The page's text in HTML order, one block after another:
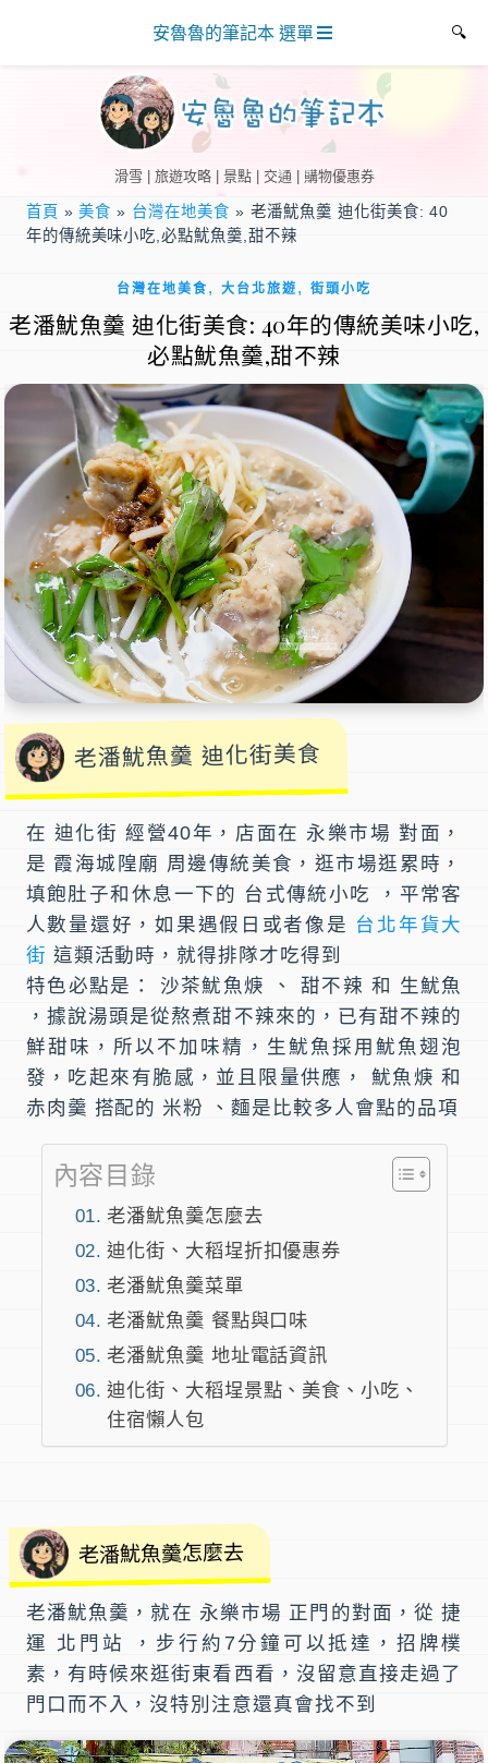
滑雪 | 旅遊攻略 | 景點 | 交通 | 購物優惠券
安魯魯的筆記本 選單
首頁 »美食 » 台灣在地美食 » 老潘魷魚羹 迪化街美食: 40
年的傳統美味小吃,必點魷魚羹,甜不辣
台灣在地美食 , 大台北旅遊, 街頭小吃
老潘魷魚羹 迪化街美食: 40年的傳統美味小吃,
必點魷魚羹,甜不辣
老潘魷魚羹 迪化街美食
在 迪化街 經營40年，店面在 永樂市場 對面，
是 霞海城隍廟 周邊傳統美食，逛市場逛累時，
填飽肚子和休息一下的 台式傳統小吃 ，平常客
人數量還好，如果遇假日或者像是 台北年貨大
街 這類活動時，就得排隊才吃得到
特色必點是： 沙茶魷魚焿 、 甜不辣 和 生魷魚
，據說湯頭是從熬煮甜不辣來的，已有甜不辣的
鮮甜味，所以不加味精，生魷魚採用魷魚翅泡
發，吃起來有脆感，並且限量供應， 魷魚焿 和
赤肉羹 搭配的 米粉 、麵是比較多人會點的品項
內容目錄
老潘魷魚羹怎麼去
迪化街、大稻埕折扣優惠券
老潘魷魚羹菜單
老潘魷魚羹 餐點與口味
老潘魷魚羹 地址電話資訊
迪化街、大稻埕景點、美食、小吃、
住宿懶人包
老潘魷魚羹怎麼去
老潘魷魚羹 ，就在 永樂市場 正門 的對面，從 捷
運 北門站
，步行約7分鐘可以抵達，招牌樸
素，有時候來逛街東看西看，沒留意直接走過了
門口而不入，沒特別注意還真會找不到